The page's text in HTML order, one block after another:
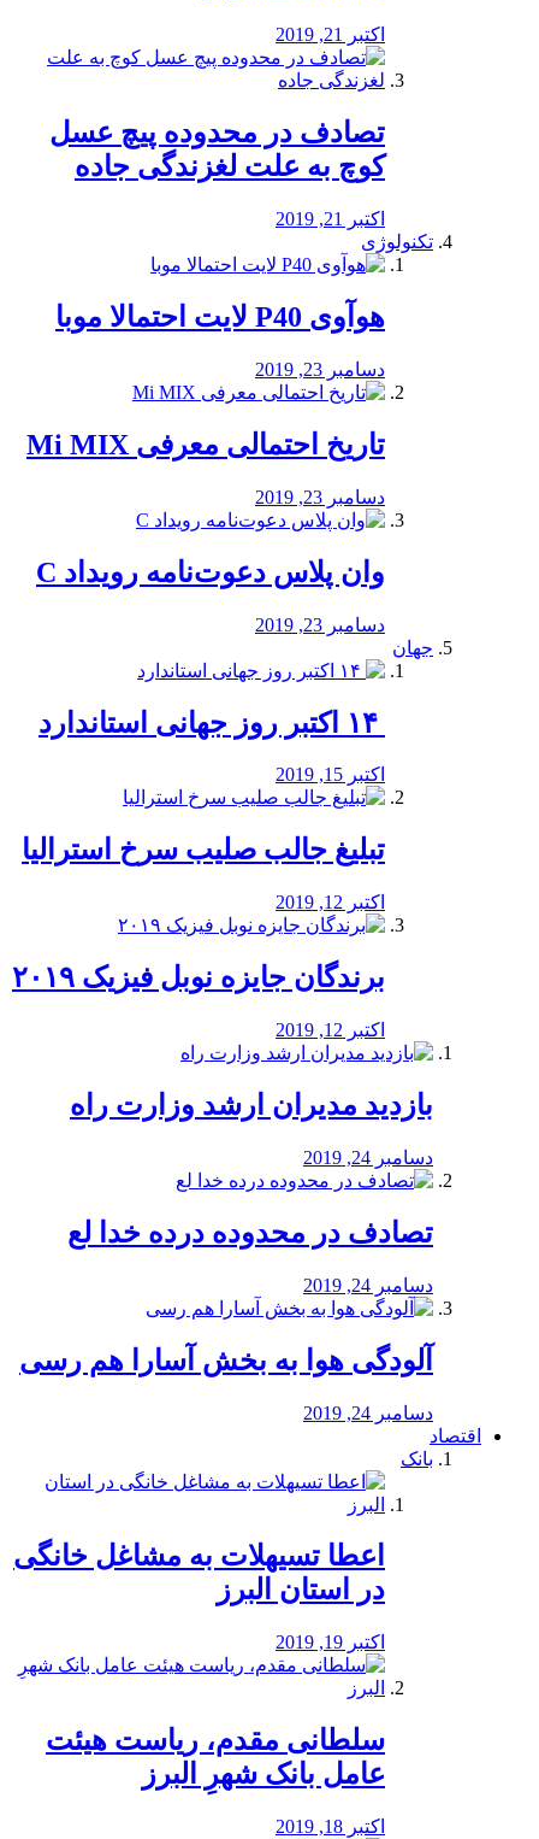
اکتبر 21, 2019
تصادف در محدوده پیچ عسل
کوچ به علت لغزندگی جاده
اکتبر 21, 2019
تکنولوژی
هوآوی P40 لایت احتمالا موبا
دسامبر 23, 2019
تاریخ احتمالی معرفی Mi MIX
دسامبر 23, 2019
وان پلاس دعوت‌نامه رویداد C
دسامبر 23, 2019
جهان
اکتبر 15, 2019
تبلیغ جالب صلیب سرخ استرالیا
اکتبر 12, 2019
برندگان جایزه نوبل فیزیک ۲۰۱۹
اکتبر 12, 2019
بازدید مدیران ارشد وزارت راه
دسامبر 24, 2019
تصادف در محدوده درده خدا لع
دسامبر 24, 2019
آلودگی هوا به بخش آسارا هم رسی
دسامبر 24, 2019
اقتصاد
بانک
️اعطا تسیهلات به مشاغل خانگی
در استان البرز
اکتبر 19, 2019
سلطانی مقدم، ریاست هیئت
عامل بانک شهرِ البرز
اکتبر 18, 2019